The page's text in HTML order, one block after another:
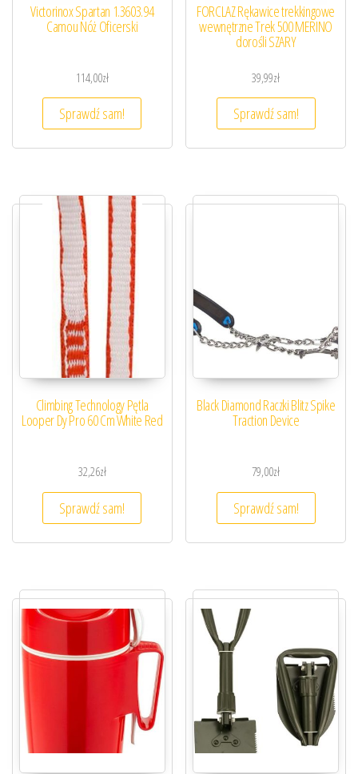
Victorinox Spartan 1.3603.94
Camou Nóż Oficerski
114,00zł
Sprawdź sam!
FORCLAZ Rękawice trekkingowe
wewnętrzne Trek 500 MERINO
dorośli SZARY
39,99zł
Sprawdź sam!
Climbing Technology Pętla
Looper Dy Pro 60 Cm White Red
32,26zł
Sprawdź sam!
Black Diamond Raczki Blitz Spike
Traction Device
79,00zł
Sprawdź sam!